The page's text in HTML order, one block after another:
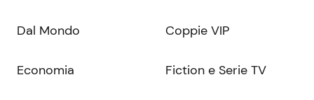
Dal Mondo
Economia
Coppie VIP
Fiction e Serie TV